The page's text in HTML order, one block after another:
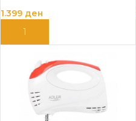
1.399 ден
ДОДАЈ ВО КОШНИЦА